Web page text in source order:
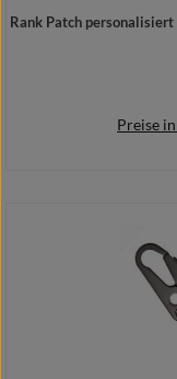
Rank Patch
Preise